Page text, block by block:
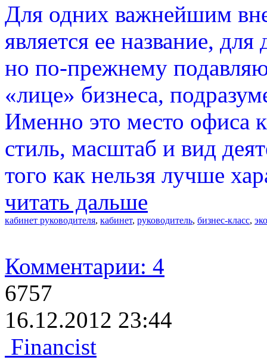
Для одних важнейшим
является ее название,
но по-прежнему
«лице» бизнеса,
Именно это место офиса
стиль, масштаб и вид
того как нельзя лучше
читать дальше
кабинет руководителя, кабинет, руководитель, бизнес-класс,
Комментарии: 4
6757
16.12.2012 23:44
Financist